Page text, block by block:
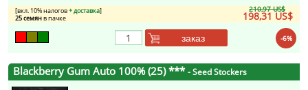
210,97 US$
198,31 US$
[вкл. 10% налогов+ доставка]
25 семянв пачке
-6%
заказ
Blackberry Gum Auto 100% (25) ***- Seed Stockers